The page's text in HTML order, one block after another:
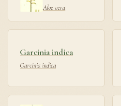
Aloe vera
Garcinia indica
Garcinia indica